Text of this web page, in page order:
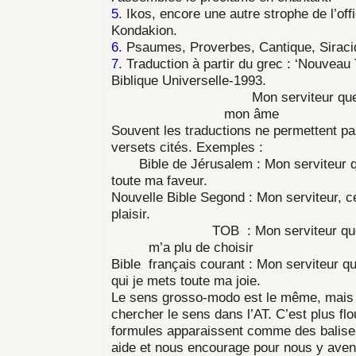
5. Ikos, encore une autre strophe de
Kondakion.
6. Psaumes, Proverbes, Cantique,
7. Traduction à partir du grec :
Biblique Universelle-1993.
Mon serviteur
mon âme
Souvent les traductions ne permettent
versets cités. Exemples :
Bible de Jérusalem : Mon
toute ma faveur.
Nouvelle Bible Segond : Mon
plaisir.
TOB : Mon serviteur
m’a plu de choisir
Bible français courant : Mon
qui je mets toute ma joie.
Le sens grosso-modo est le même,
chercher le sens dans l’AT. C’est plus
formules apparaissent comme des
aide et nous encourage pour nous y